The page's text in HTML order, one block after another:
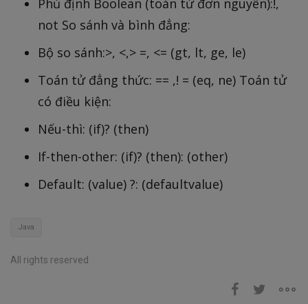
Phủ định Boolean (toán tử đơn nguyên):!,
not So sánh và bình đẳng:
Bộ so sánh:>, <,> =, <= (gt, lt, ge, le)
Toán tử đẳng thức: == ,! = (eq, ne) Toán tử
có điều kiện:
Nếu-thì: (if)? (then)
If-then-other: (if)? (then): (other)
Default: (value) ?: (defaultvalue)
Java
All rights reserved